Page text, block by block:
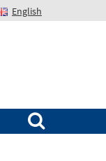
English
Suchen nach: